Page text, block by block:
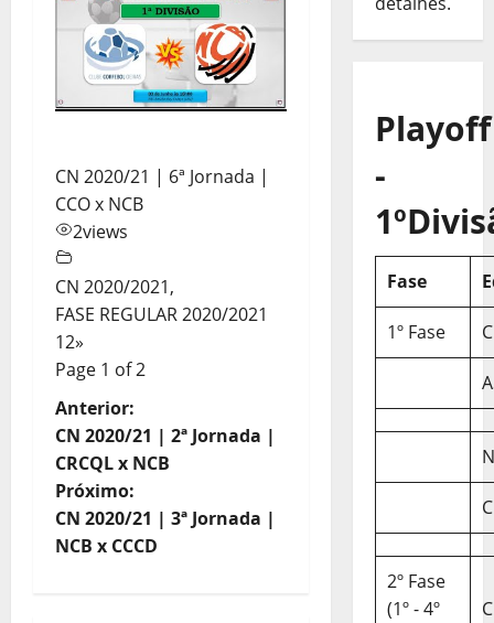
CN 2020/21 | 6ª Jornada |
CCO x NCB
2views
CN 2020/2021,
FASE REGULAR 2020/2021
12»
Page 1 of 2
N
a
v
e
Anterior:
CN 2020/21 | 2ª Jornada |
CRCQL x NCB
Próximo:
CN 2020/21 | 3ª Jornada |
NCB x CCCD
Playoff
-
Fase
1º Fase
2º Fase
(1º - 4º